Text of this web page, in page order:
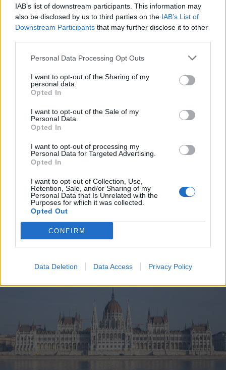
IAB’s list of downstream participants. This information may
also be disclosed by us to third parties on the IAB’s List of
Downstream Participants that may further disclose it to other
Personal Data Processing Opt Outs
I want to opt-out of the Sharing of my
personal data.
Opted In
I want to opt-out of the Sale of my
Personal Data.
Opted In
I want to opt-out of processing my
Personal Data for Targeted Advertising.
Opted In
I want to opt-out of Collection, Use,
Retention, Sale, and/or Sharing of my
Personal Data that Is Unrelated with the
Purposes for which it was collected.
Opted Out
CONFIRM
Data Deletion Data Access Privacy Policy
2026. augusztus 07., péntek
Viharokra figyelmeztetnek Csík- és
Udvarhelyszéken